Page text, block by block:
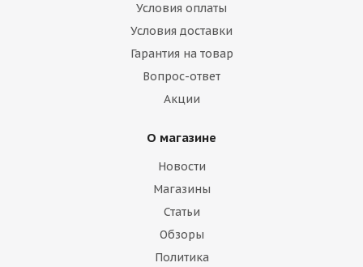
Условия оплаты
Условия доставки
Гарантия на товар
Вопрос-ответ
Акции
О магазине
Новости
Магазины
Статьи
Обзоры
Политика